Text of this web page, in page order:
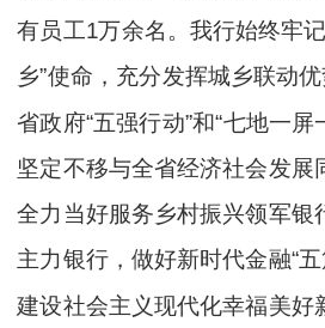
有员工1万余名。我行始终牢记
乡”使命，充分发挥城乡联动
省政府“五强行动”和“七地一屏
坚定不移与全省经济社会发展
全力当好服务乡村振兴领军银
主力银行，做好新时代金融“
建设社会主义现代化幸福美好